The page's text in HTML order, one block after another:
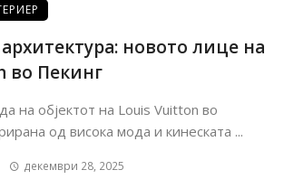
новото лице на
во Пекинг
на објектот на Louis Vuitton во
од висока мода и кинеската ...
декември 28, 2025